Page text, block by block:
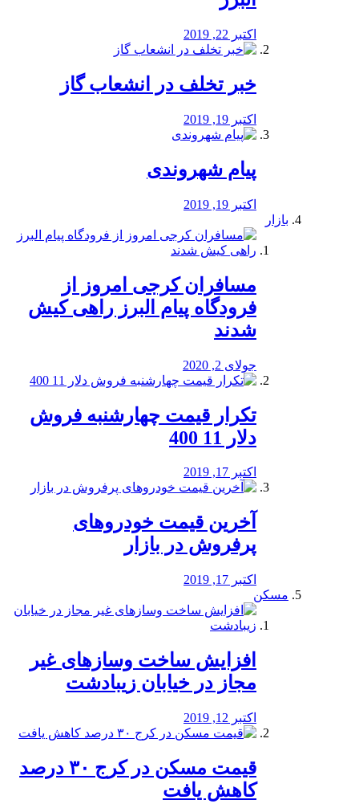
اکتبر 22, 2019
خبر تخلف در انشعاب گاز
اکتبر 19, 2019
پیام شهروندی
اکتبر 19, 2019
بازار
مسافران کرجی امروز از
فرودگاه پیام البرز راهی کیش
شدند
جولای 2, 2020
تکرار قیمت چهارشنبه فروش
دلار 11 400
اکتبر 17, 2019
آخرین قیمت خودرو‌های
پرفروش در بازار
اکتبر 17, 2019
مسکن
افزایش ساخت وسازهای غیر
مجاز در خیابان زیبادشت
اکتبر 12, 2019
️قیمت مسکن در کرج ۳۰ درصد
کاهش یافت